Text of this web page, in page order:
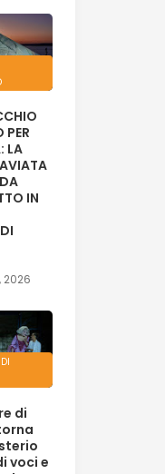
PER
LA
IN
2026
di
voci e